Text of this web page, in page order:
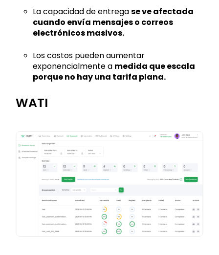
La capacidad de entregase ve afectada
cuando envía mensajes o correos
electrónicos masivos.
Los costos pueden aumentar
exponencialmente a medida que escala
porque no hay una tarifa plana.
WATI